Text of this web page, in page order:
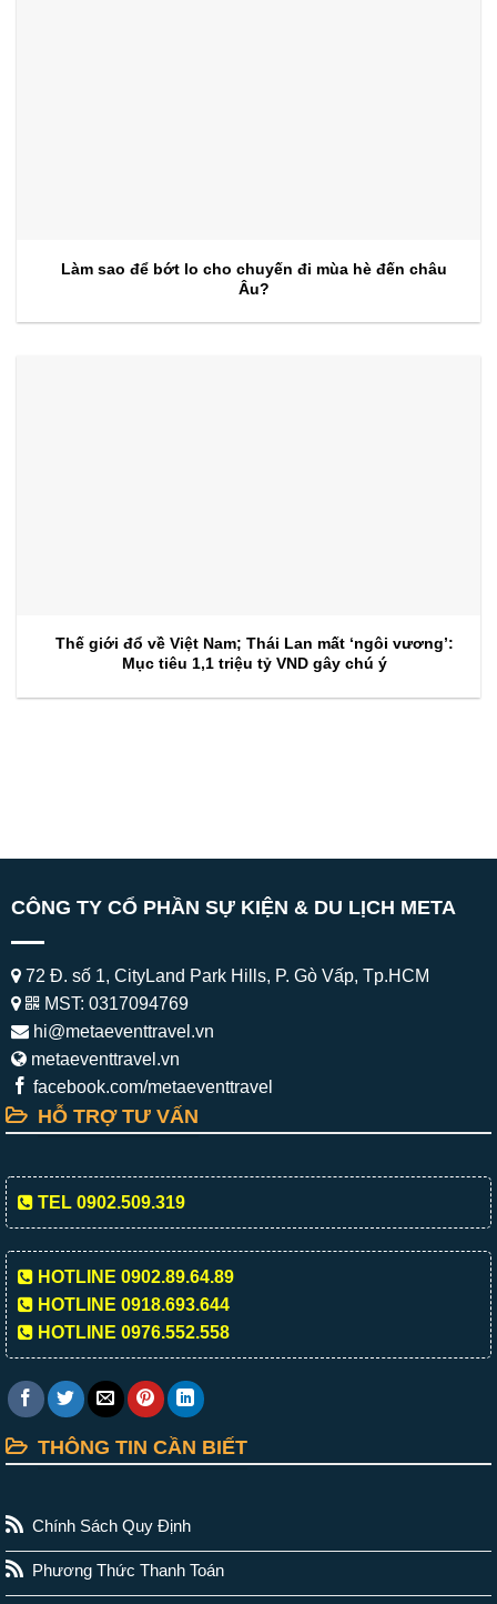
Làm sao để bớt lo cho chuyến đi mùa hè đến châu
Âu?
Thế giới đổ về Việt Nam; Thái Lan mất ‘ngôi vương’:
Mục tiêu 1,1 triệu tỷ VND gây chú ý
CÔNG TY CỔ PHẦN SỰ KIỆN & DU LỊCH META
72 Đ. số 1, CityLand Park Hills, P. Gò Vấp, Tp.HCM
MST: 0317094769
hi@metaeventtravel.vn
metaeventtravel.vn
facebook.com/metaeventtravel
HỖ TRỢ TƯ VẤN
TEL 0902.509.319
HOTLINE 0902.89.64.89
HOTLINE 0918.693.644
HOTLINE 0976.552.558
THÔNG TIN CẦN BIẾT
Chính Sách Quy Định
Phương Thức Thanh Toán